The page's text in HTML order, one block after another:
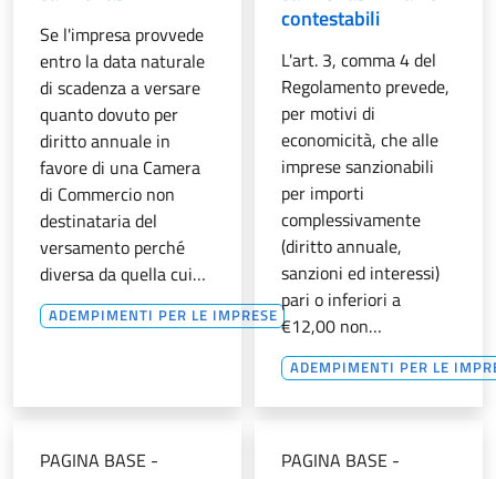
Se l'impresa provvede
entro la data naturale
di scadenza a versare
quanto dovuto per
diritto annuale in
favore di una Camera
di Commercio non
destinataria del
versamento perché
diversa da quella cui…
ADEMPIMENTI PER LE IMPRESE
contestabili
L'art. 3, comma 4 del
Regolamento prevede,
per motivi di
economicità, che alle
imprese sanzionabili
per importi
complessivamente
(diritto annuale,
sanzioni ed interessi)
pari o inferiori a
€12,00 non…
ADEMPIMENTI PER LE
PAGINA BASE -
PAGINA BASE -